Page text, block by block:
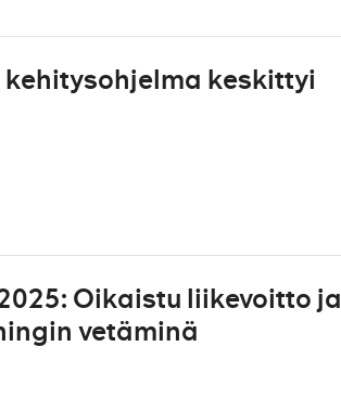
keskittyi
Oikaistu liikevoitto ja
vetäminä